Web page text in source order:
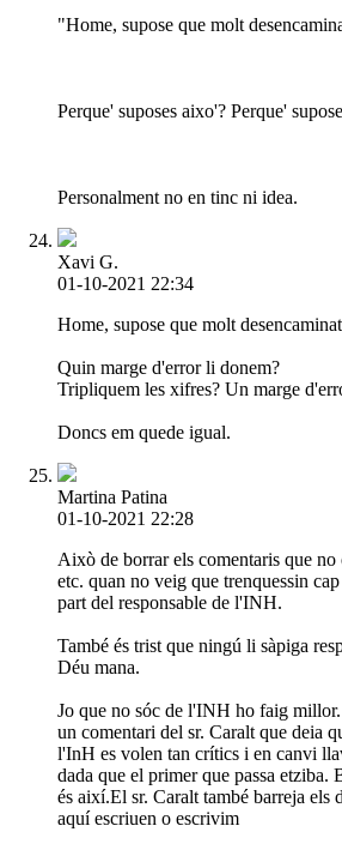
"Home, supose que molt
Perque' suposes aixo'? Perque'
Personalment no en tinc ni idea.
Xavi G.
01-10-2021 22:34
Home, supose que molt
Quin marge d'error li donem?
Tripliquem les xifres? Un marge
Doncs em quede igual.
Martina Patina
01-10-2021 22:28
Això de borrar els comentaris que no
etc. quan no veig que trenquessin
part del responsable de l'INH.
També és trist que ningú li sàpiga
Déu mana.
Jo que no sóc de l'INH ho faig
un comentari del sr. Caralt que deia
l'InH es volen tan crítics i en canvi
dada que el primer que passa etziba.
és així.El sr. Caralt també barreja els
aquí escriuen o escrivim